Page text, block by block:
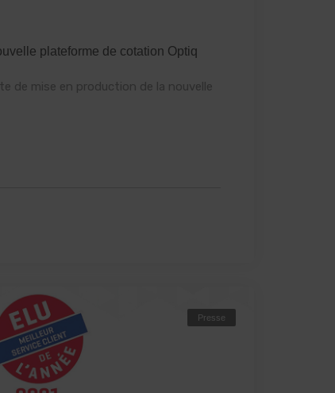
plateforme de cotation Optiq
de mise en production de la nouvelle
Presse